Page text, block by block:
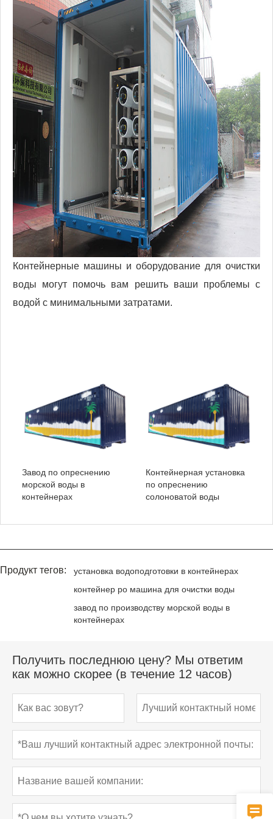
Контейнерные машины и оборудование для очистки
воды могут помочь вам решить ваши проблемы с
водой с минимальными затратами.
Завод по опреснению
морской воды в
контейнерах
Контейнерная установка
по опреснению
солоноватой воды
Продукт тегов:
установка водоподготовки в контейнерах
контейнер ро машина для очистки воды
завод по производству морской воды в
контейнерах
Получить последнюю цену? Мы ответим
как можно скорее (в течение 12 часов)
